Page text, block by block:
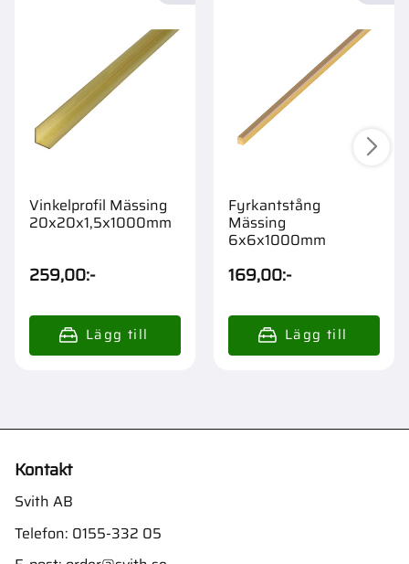
Vinkelprofil Mässing
20x20x1,5x1000mm
259,00:-
Fyrkantstång
Mässing
6x6x1000mm
169,00:-
Kontakt
Svith AB
Telefon: 0155-332 05